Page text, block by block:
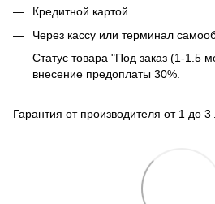
Кредитной картой
Через кассу или терминал
Статус товара "Под заказ (1-1.5
внесение предоплаты 30%.
Гарантия от производителя от 1 до 3